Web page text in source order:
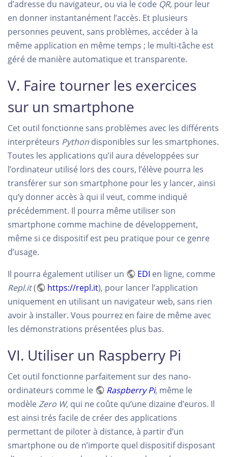
d’adresse du navigateur, ou via le code QR, pour leur
en donner instantanément l’accès. Et plusieurs
personnes peuvent, sans problèmes, accéder à la
même application en même temps ; le multi-tâche est
géré de manière automatique et transparente.
V. Faire tourner les exercices
sur un smartphone
Cet outil fonctionne sans problèmes avec les différents
interpréteurs Python disponibles sur les smartphones.
Toutes les applications qu’il aura développées sur
l’ordinateur utilisé lors des cours, l’élève pourra les
transférer sur son smartphone pour les y lancer, ainsi
qu’y donner accès à qui il veut, comme indiqué
précédemment. Il pourra même utiliser son
smartphone comme machine de développement,
même si ce dispositif est peu pratique pour ce genre
d’usage.
Il pourra également utiliser un
EDI en ligne, comme
Repl.it( https://repl.it), pour lancer l’application
uniquement en utilisant un navigateur web, sans rien
avoir à installer. Vous pourrez en faire de même avec
les démonstrations présentées plus bas.
VI. Utiliser un Raspberry Pi
Cet outil fonctionne parfaitement sur des nano-
ordinateurs comme le
Raspberry Pi, même le
modèleZero W, qui ne coûte qu’une dizaine d’euros. Il
est ainsi trés facile de créer des applications
permettant de piloter à distance, à partir d’un
smartphone ou de n’importe quel dispositif disposant